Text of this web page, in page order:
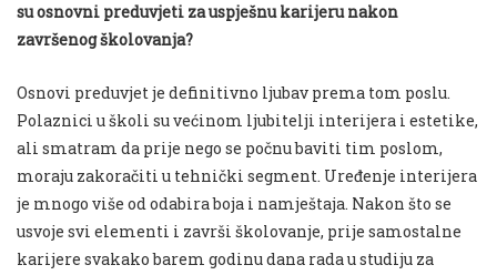
su osnovni preduvjeti za uspješnu karijeru nakon
završenog školovanja?
Osnovi preduvjet je definitivno ljubav prema tom poslu.
Polaznici u školi su većinom ljubitelji interijera i estetike,
ali smatram da prije nego se počnu baviti tim poslom,
moraju zakoračiti u tehnički segment. Uređenje interijera
je mnogo više od odabira boja i namještaja. Nakon što se
usvoje svi elementi i završi školovanje, prije samostalne
karijere svakako barem godinu dana rada u studiju za